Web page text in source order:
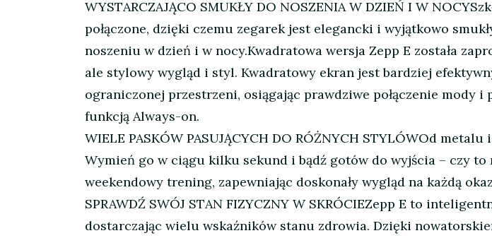
WYSTARCZAJĄCO SMUKŁY DO NOSZENIA W DZIEŃ I W
połączone, dzięki czemu zegarek jest elegancki i wyjątkowo
noszeniu w dzień i w nocy.Kwadratowa wersja Zepp E została
ale stylowy wygląd i styl. Kwadratowy ekran jest bardziej
ograniczonej przestrzeni, osiągając prawdziwe połączenie mody i
funkcją Always-on.
WIELE PASKÓW PASUJĄCYCH DO RÓŻNYCH STYLÓWOd
Wymień go w ciągu kilku sekund i bądź gotów do wyjścia – czy
weekendowy trening, zapewniając doskonały wygląd na każdą
SPRAWDŹ SWÓJ STAN FIZYCZNY W SKRÓCIEZepp E to
dostarczając wielu wskaźników stanu zdrowia. Dzięki